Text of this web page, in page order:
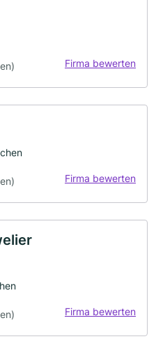
Firma bewerten
Firma bewerten
Firma bewerten